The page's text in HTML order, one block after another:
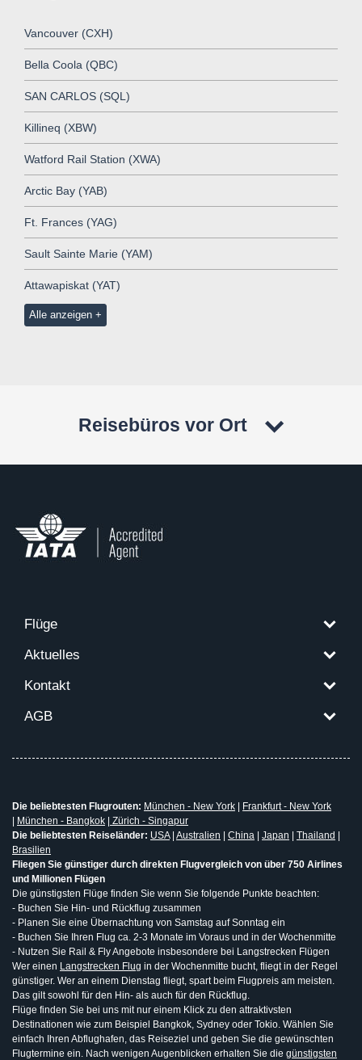
Vancouver (CXH)
Bella Coola (QBC)
SAN CARLOS (SQL)
Killineq (XBW)
Watford Rail Station (XWA)
Arctic Bay (YAB)
Ft. Frances (YAG)
Sault Sainte Marie (YAM)
Attawapiskat (YAT)
Alle anzeigen
Reisebüros vor Ort
Flüge
Aktuelles
Kontakt
AGB
Die beliebtesten Flugrouten: München - New York
Frankfurt - New York
München - Bangkok
Zürich - Singapur
Die beliebtesten Reiseländer: USA| Australien China Japan Thailand
Brasilien
Fliegen Sie günstiger durch direkten Flugvergleich von über 750 Airlines
und Millionen Flügen
Die günstigsten Flüge finden Sie wenn Sie folgende Punkte beachten:
- Buchen Sie Hin- und Rückflug zusammen
- Planen Sie eine Übernachtung von Samstag auf Sonntag ein
- Buchen Sie Ihren Flug ca. 2-3 Monate im Voraus und in der Wochenmitte
- Nutzen Sie Rail & Fly Angebote insbesondere bei Langstrecken Flügen
Wer einen Langstrecken Flug in der Wochenmitte bucht, fliegt in der Regel
günstiger. Wer an einem Dienstag fliegt, spart beim Flugpreis am meisten.
Das gilt sowohl für den Hin- als auch für den Rückflug.
Flüge finden Sie bei uns mit nur einem Klick zu den attraktivsten
Destinationen wie zum Beispiel Bangkok, Sydney oder Tokio. Wählen Sie
einfach Ihren Abflughafen, das Reiseziel und geben Sie die gewünschten
Flugtermine ein. Nach wenigen Augenblicken erhalten Sie die günstigsten